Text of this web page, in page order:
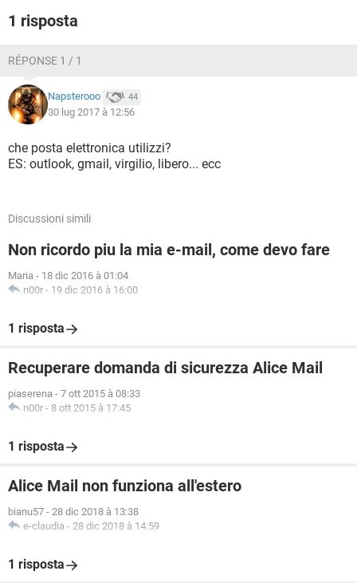
1 risposta
RÉPONSE 1 / 1
Napsterooo 44
30 lug 2017 à 12:56
che posta elettronica utilizzi?
ES: outlook, gmail, virgilio, libero... ecc
Discussioni simili
Non ricordo piu la mia e-mail, come devo fare
Maria - 18 dic 2016 à 01:04
n00r - 19 dic 2016 à 16:00
1 risposta
Recuperare domanda di sicurezza Alice Mail
piaserena - 7 ott 2015 à 08:33
n00r - 8 ott 2015 à 17:45
1 risposta
Alice Mail non funziona all'estero
bianu57 - 28 dic 2018 à 13:38
e-claudia - 28 dic 2018 à 14:59
1 risposta